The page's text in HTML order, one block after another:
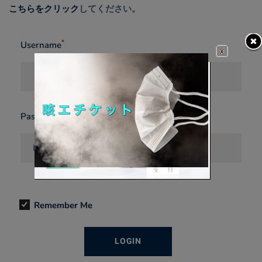
グ
イ
こちらをクリック してください。
Username*
Password*
Remember Me